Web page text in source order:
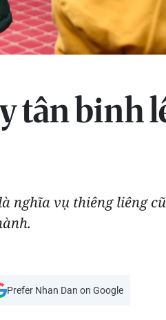
tân binh
nghĩa vụ thiêng liêng
Prefer Nhan Dan on Google